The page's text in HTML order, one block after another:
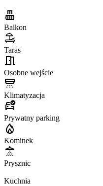
Balkon
Taras
Osobne wejście
Klimatyzacja
Prywatny parking
Kominek
Prysznic
Kuchnia